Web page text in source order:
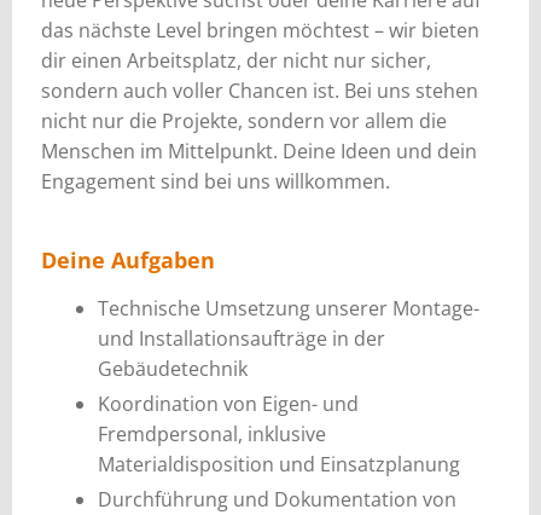
das nächste Level bringen möchtest – wir bieten
dir einen Arbeitsplatz, der nicht nur sicher,
sondern auch voller Chancen ist. Bei uns stehen
nicht nur die Projekte, sondern vor allem die
Menschen im Mittelpunkt. Deine Ideen und dein
Engagement sind bei uns willkommen.
Deine Aufgaben
Technische Umsetzung unserer Montage-
und Installationsaufträge in der
Gebäudetechnik
Koordination von Eigen- und
Fremdpersonal, inklusive
Materialdisposition und Einsatzplanung
Durchführung und Dokumentation von